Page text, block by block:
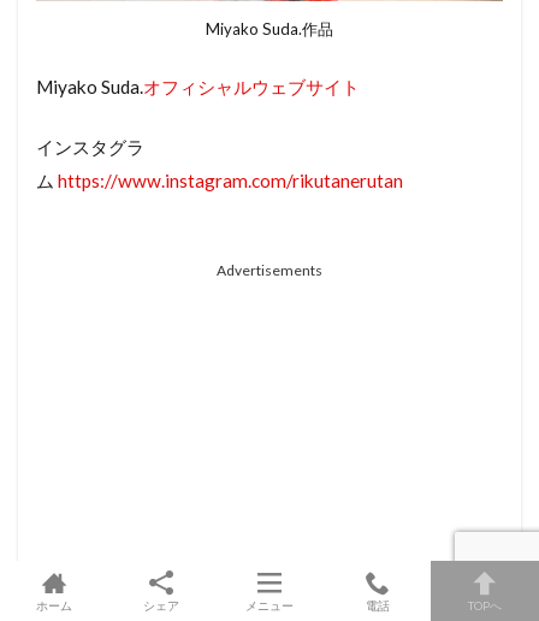
Miyako Suda.作品
Miyako Suda.オフィシャルウェブサイト
インスタグラ
ム https://www.instagram.com/rikutanerutan
Advertisements
ホーム シェア メニュー 電話 TOPへ